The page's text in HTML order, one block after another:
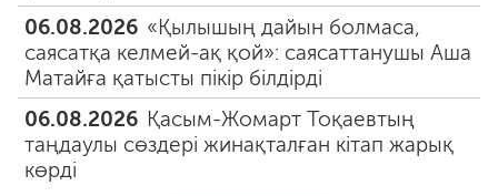
06.08.2026 «Қылышың дайын болмаса,
саясатқа келмей-ақ қой»: саясаттанушы Аша
Матайға қатысты пікір білдірді
06.08.2026 Қасым-Жомарт Тоқаевтың
таңдаулы сөздері жинақталған кітап жарық
көрді